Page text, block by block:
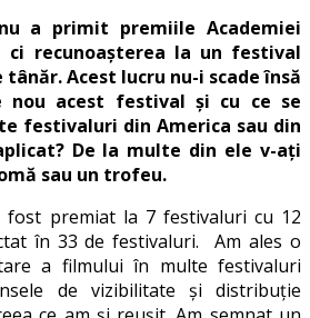
a primit premiile Academiei
ci recunoașterea la un festival
Acest lucru nu-i scade însă
nou acest festival și cu ce se
festivaluri din America sau din
De la multe din ele v-ați
sau un trofeu.
fost premiat la 7 festivaluri cu 12
în 33 de festivaluri. Am ales o
a filmului în multe festivaluri
de vizibilitate și distribuție